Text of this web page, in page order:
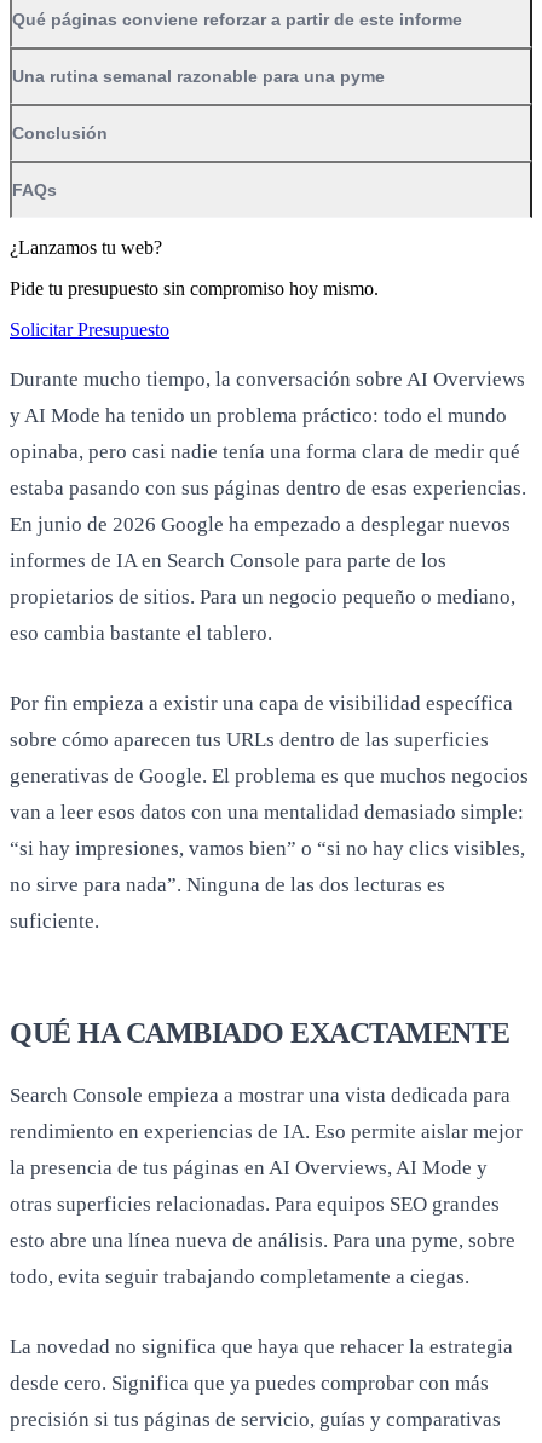
Qué páginas conviene reforzar a partir de este informe
Una rutina semanal razonable para una pyme
Conclusión
FAQs
¿Lanzamos tu web?
Pide tu presupuesto sin compromiso hoy mismo.
Solicitar Presupuesto
Durante mucho tiempo, la conversación sobre AI Overviews
y AI Mode ha tenido un problema práctico: todo el mundo
opinaba, pero casi nadie tenía una forma clara de medir qué
estaba pasando con sus páginas dentro de esas experiencias.
En junio de 2026 Google ha empezado a desplegar nuevos
informes de IA en Search Console para parte de los
propietarios de sitios. Para un negocio pequeño o mediano,
eso cambia bastante el tablero.
Por fin empieza a existir una capa de visibilidad específica
sobre cómo aparecen tus URLs dentro de las superficies
generativas de Google. El problema es que muchos negocios
van a leer esos datos con una mentalidad demasiado simple:
“si hay impresiones, vamos bien” o “si no hay clics visibles,
no sirve para nada”. Ninguna de las dos lecturas es
suficiente.
QUÉ HA CAMBIADO EXACTAMENTE
Search Console empieza a mostrar una vista dedicada para
rendimiento en experiencias de IA. Eso permite aislar mejor
la presencia de tus páginas en AI Overviews, AI Mode y
otras superficies relacionadas. Para equipos SEO grandes
esto abre una línea nueva de análisis. Para una pyme, sobre
todo, evita seguir trabajando completamente a ciegas.
La novedad no significa que haya que rehacer la estrategia
desde cero. Significa que ya puedes comprobar con más
precisión si tus páginas de servicio, guías y comparativas